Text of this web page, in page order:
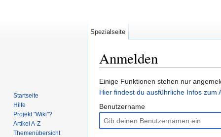
Anmelden
Einige Funktionen stehen nur
Hier findest du ausführliche Infos zum
Benutzername
Spezialseite
Startseite
Hilfe
Projekt "Wiki"?
Artikel A-Z
Themenübersicht